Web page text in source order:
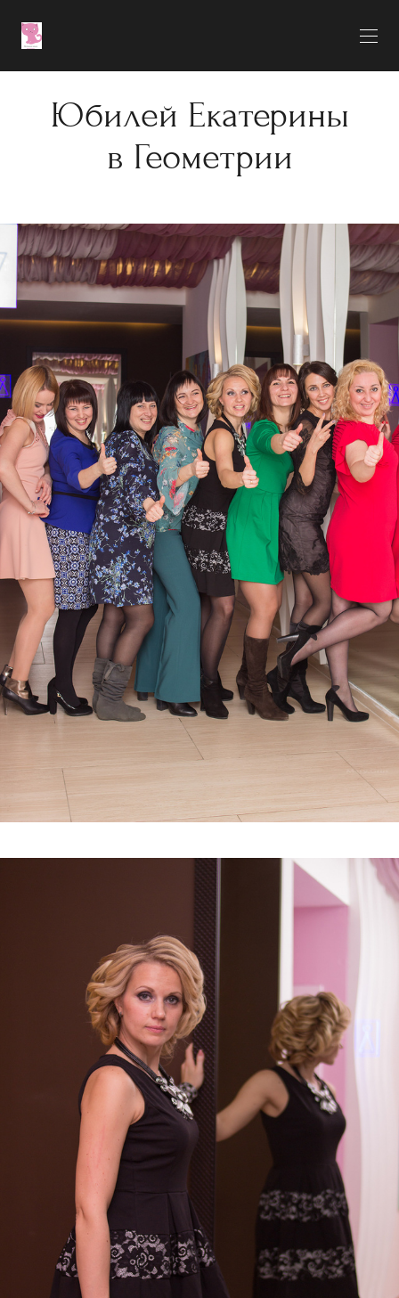
Юбилей Екатерины
в Геометрии